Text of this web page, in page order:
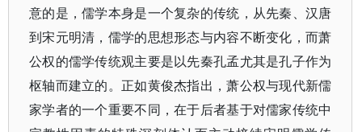
意的是，儒学本身是一个复杂的传统，从先秦、汉唐
到宋元明清，儒学的思想形态与内容不断变化，而萧
公权的儒学传统观主要是以先秦孔孟尤其是孔子作为
枢轴而建立的。正如黄俊杰指出，萧公权与现代新儒
家学者的一个重要不同，在于后者基于对儒家传统中